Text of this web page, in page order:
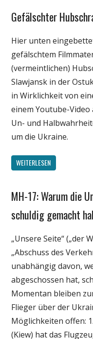
Gesellschaft
Medien
Politik
Unterhaltung
Webfundstück
Gefälschter
Hier unten
gefälschtem
(vermeintlichen)
Slawjansk in der
in Wirklichkeit von
einem Youtube-Video
Un- und
um die Ukraine.
WEITERLESEN
Gesellschaft
Medien
Wissenschaft
MH-17: Warum die
schuldig gemacht
„Unsere Seite“ („der
„Abschuss des
unabhängig davon,
abgeschossen hat,
Momentan bleiben
Flieger über der
Möglichkeiten offen:
(Kiew) hat das